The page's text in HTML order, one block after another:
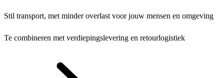
Stil transport, met minder overlast voor jouw mensen en omgeving
Te combineren met verdiepingslevering en retourlogistiek